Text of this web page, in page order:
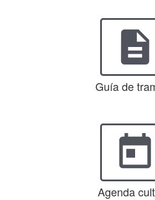
description
Guía de
today
Agenda